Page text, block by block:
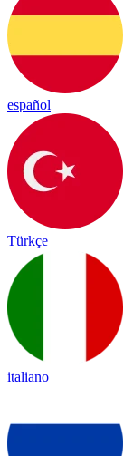
español
Türkçe
italiano